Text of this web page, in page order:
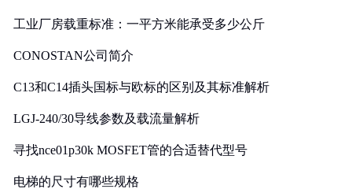
工业厂房载重标准：一平方米能承受多少公斤
CONOSTAN公司简介
C13和C14插头国标与欧标的区别及其标准解析
LGJ-240/30导线参数及载流量解析
寻找nce01p30k MOSFET管的合适替代型号
电梯的尺寸有哪些规格